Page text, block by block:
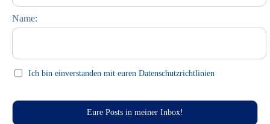
Celebrations (праздники)
Press clips
Name:
Ich bin einverstanden mit euren Datenschutzrichtlinien